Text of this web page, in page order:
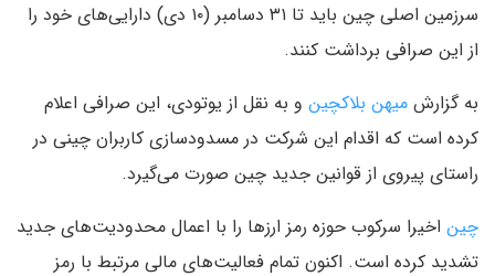
سرزمین اصلی چین باید تا ۳۱ دسامبر (۱۰ دی) دارایی‌های خود را
از این صرافی برداشت کنند.
به گزارش میهن بلاکچین و به نقل از یوتودی، این صرافی اعلام
کرده است که اقدام این شرکت در مسدودسازی کاربران چینی در
راستای پیروی از قوانین جدید چین صورت می‌گیرد.
چین اخیرا سرکوب حوزه رمز ارزها را با اعمال محدودیت‌های جدید
تشدید کرده است. اکنون تمام فعالیت‌های مالی مرتبط با رمز